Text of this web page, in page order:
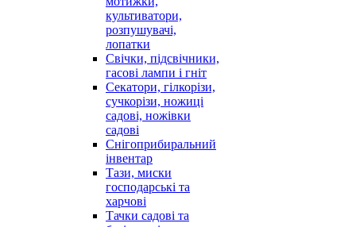
культиватори,
розпушувачі,
лопатки
Свічки, підсвічники,
гасові лампи і гніт
Секатори, гілкорізи,
сучкорізи, ножиці
садові, ножівки
садові
Снігоприбиральний
інвентар
Тази, миски
господарські та
харчові
Тачки садові та